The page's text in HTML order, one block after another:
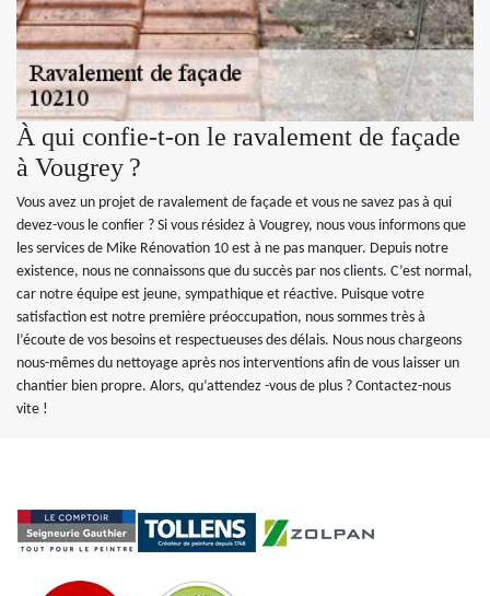
À qui confie-t-on le ravalement de façade
à Vougrey ?
Vous avez un projet de ravalement de façade et vous ne savez pas à qui
devez-vous le confier ? Si vous résidez à Vougrey, nous vous informons que
les services de Mike Rénovation 10 est à ne pas manquer. Depuis notre
existence, nous ne connaissons que du succès par nos clients. C’est normal,
car notre équipe est jeune, sympathique et réactive. Puisque votre
satisfaction est notre première préoccupation, nous sommes très à
l’écoute de vos besoins et respectueuses des délais. Nous nous chargeons
nous-mêmes du nettoyage après nos interventions afin de vous laisser un
chantier bien propre. Alors, qu’attendez -vous de plus ? Contactez-nous
vite !